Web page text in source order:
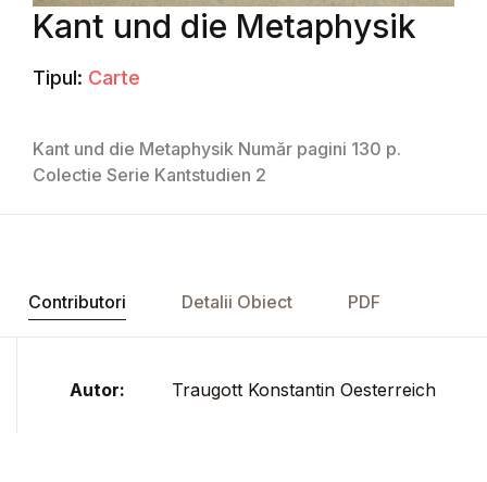
Kant und die Metaphysik
Tipul: Carte
Kant und die Metaphysik Număr pagini 130 p.
Colectie Serie Kantstudien 2
Contributori Detalii Obiect PDF
Autor: Traugott Konstantin Oesterreich